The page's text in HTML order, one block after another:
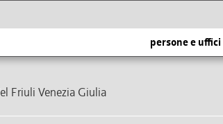
persone e uffici
Friuli Venezia Giulia